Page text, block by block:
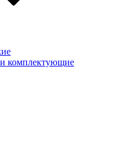
комплектующие